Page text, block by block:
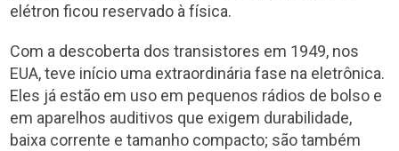
elétron ficou reservado à física.
Com a descoberta dos transistores em 1949, nos
EUA, teve início uma extraordinária fase na eletrônica.
Eles já estão em uso em pequenos rádios de bolso e
em aparelhos auditivos que exigem durabilidade,
baixa corrente e tamanho compacto; são também